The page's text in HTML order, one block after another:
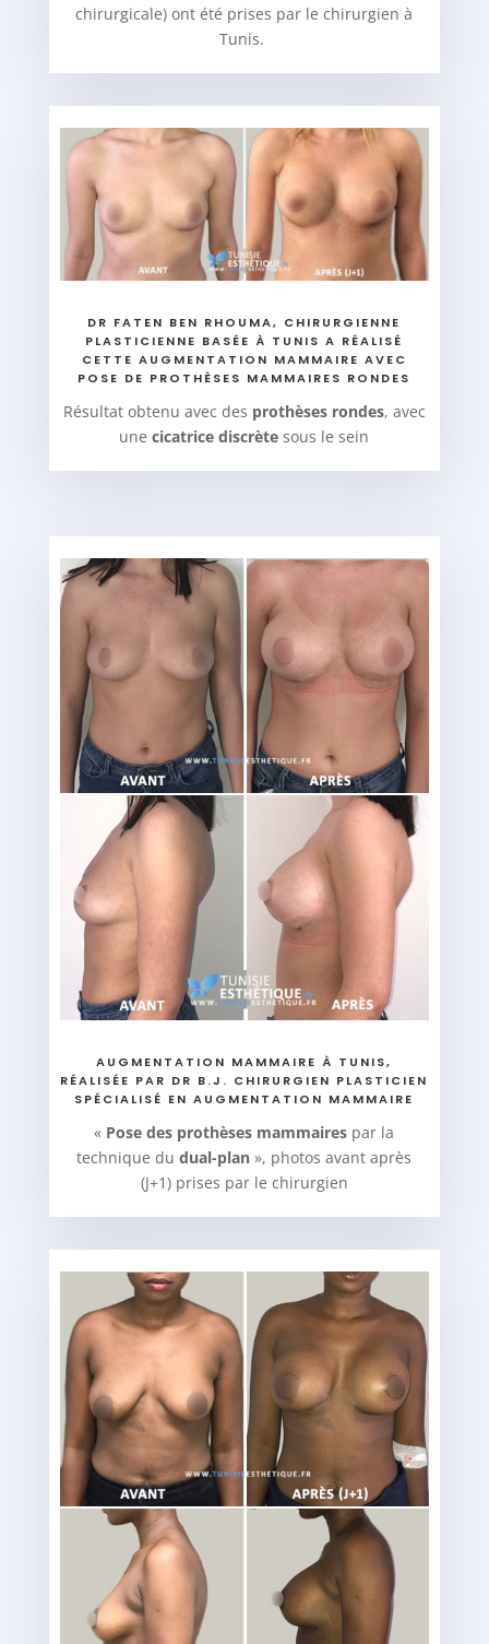
chirurgicale) ont été prises par le chirurgien à
Tunis.
DR FATEN BEN RHOUMA, CHIRURGIENNE
PLASTICIENNE BASÉE À TUNIS A RÉALISÉ
CETTE AUGMENTATION MAMMAIRE AVEC
POSE DE PROTHÈSES MAMMAIRES RONDES
Résultat obtenu avec des prothèses rondes, avec
unecicatrice discrète sous le sein
AUGMENTATION MAMMAIRE À TUNIS,
RÉALISÉE PAR DR B.J. CHIRURGIEN PLASTICIEN
SPÉCIALISÉ EN AUGMENTATION MAMMAIRE
« Pose des prothèses mammaires par la
technique dudual-plan », photos avant après
(J+1) prises par le chirurgien